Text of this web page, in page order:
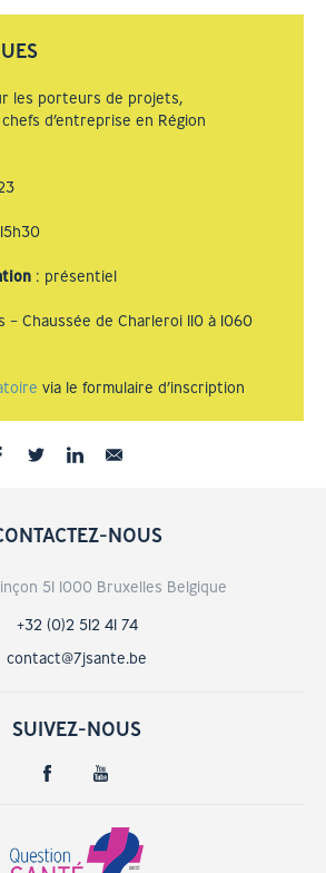
les porteurs de projets,
d’entreprise en Région
: présentiel
– Chaussée de Charleroi 110 à 1060
via le formulaire d’inscription
NOUS
51 1000 Bruxelles Belgique
+32 (0)2 512 41 74
contact@7jsante.be
SUIVEZ-NOUS